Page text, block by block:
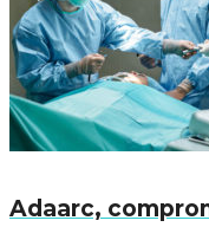
Adaarc,